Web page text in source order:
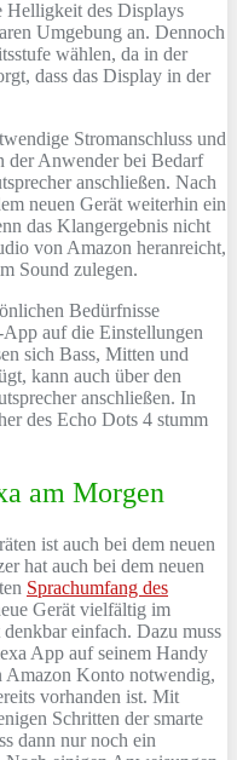
Helligkeit des Displays
Umgebung an. Dennoch
wählen, da in der
dass das Display in der
Stromanschluss und
der Anwender bei Bedarf
anschließen. Nach
neuen Gerät weiterhin ein
das Klangergebnis nicht
von Amazon heranreicht,
Sound zulegen.
Bedürfnisse
App auf die Einstellungen
sich Bass, Mitten und
kann auch über den
anschließen. In
des Echo Dots 4 stumm
am Morgen
ist auch bei dem neuen
hat auch bei dem neuen
Sprachumfang des
Gerät vielfältig im
einfach. Dazu muss
App auf seinem Handy
Amazon Konto notwendig,
vorhanden ist. Mit
Schritten der smarte
dann nur noch ein